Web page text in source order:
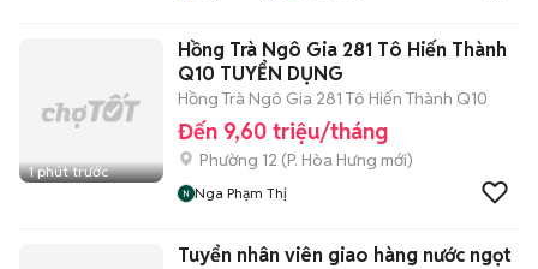
1 phút trước
Hồng Trà Ngô Gia 281 Tô Hiến Thành
Q10 TUYỂN DỤNG
Hồng Trà Ngô Gia 281 Tô Hiến Thành Q10
Đến 9,60 triệu/tháng
Phường 12 (P. Hòa Hưng mới)
Nga Phạm Thị
Tuyển nhân viên giao hàng nước ngọt